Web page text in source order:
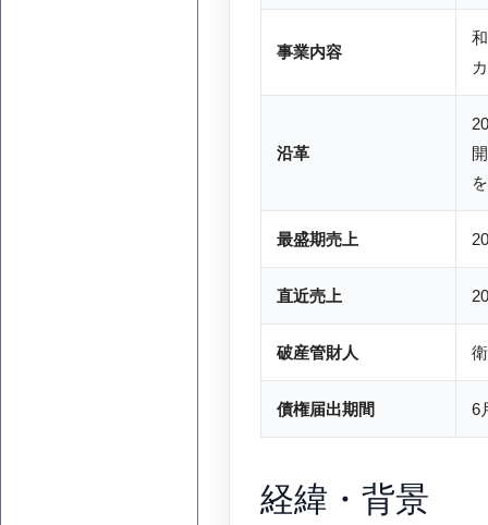
事業内容
沿革
最盛期売上
直近売上
破産管財人
債権届出期間 6
経緯・背景